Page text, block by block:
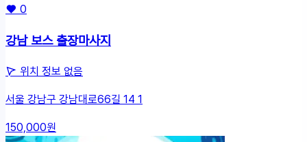
0
강남 보스 출장마사지
위치 정보 없음
서울 강남구 강남대로66길 14 1
150,000원